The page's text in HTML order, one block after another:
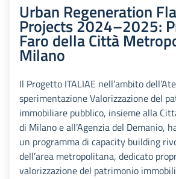
Urban Regeneration
Projects 2024–2025:
Faro della Città
Milano
Il Progetto ITALIAE nell’ambito
sperimentazione Valorizzazione del
immobiliare pubblico, insieme alla
di Milano e all’Agenzia del Demanio,
un programma di capacity building
dell’area metropolitana, dedicato
valorizzazione del patrimonio